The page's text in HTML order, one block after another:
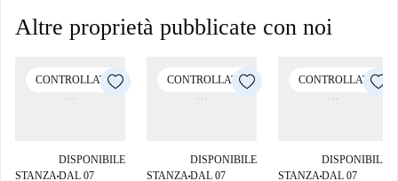
Altre proprietà pubblicate con noi
CONTROLLATO
STANZA■
DISPONIBILE
DAL 07
CONTROLLATO
STANZA■
DISPONIBILE
DAL 07
CONTROLLATO
STANZA■
DISPONIBILE
DAL 07